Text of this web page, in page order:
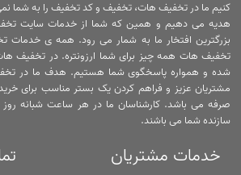
کنیم ما در تخفیف هات، تخفیف و کد تخفیف را به شما
هدیه می دهیم و همین که شما از خدمات سایت
بزرگترین افتخار ما به شمار می رود. همه ی خدمات
تخفیف هات همه چیز برای شما ارزونتره. در
شده و همواره پاسخگوی شما هستیم. هدف ما در
مشتریان عزیز و فراهم کردن یک بستر مناسب برای خرید
صرفه می باشد. کارشناسان ما در هر ساعت شبانه روز
سازنده شما می باشند.
خدمات مشتریان